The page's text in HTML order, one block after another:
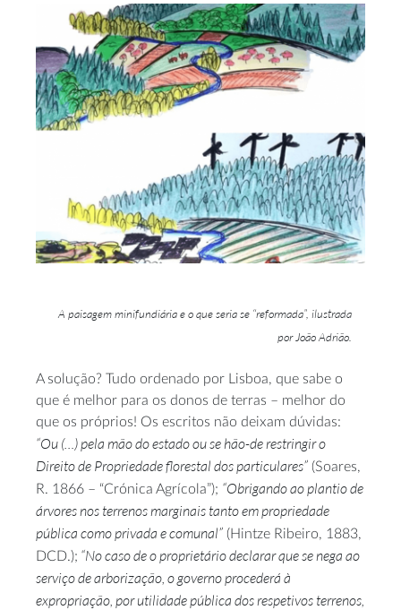
A paisagem minifundiária e o que seria se “reformada”, ilustrada
por João Adrião.
A solução? Tudo ordenado por Lisboa, que sabe o
que é melhor para os donos de terras – melhor do
que os próprios! Os escritos não deixam dúvidas:
“Ou (…) pela mão do estado ou se hão-de restringir o
Direito de Propriedade florestal dos particulares” (Soares,
R. 1866 – “Crónica Agrícola”); “Obrigando ao plantio de
árvores nos terrenos marginais tanto em propriedade
pública como privada e comunal” (Hintze Ribeiro, 1883,
DCD.); “No caso de o proprietário declarar que se nega ao
serviço de arborização, o governo procederá à
expropriação, por utilidade pública dos respetivos terrenos,